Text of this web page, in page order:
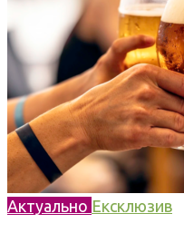
Актуально Ексклюзив